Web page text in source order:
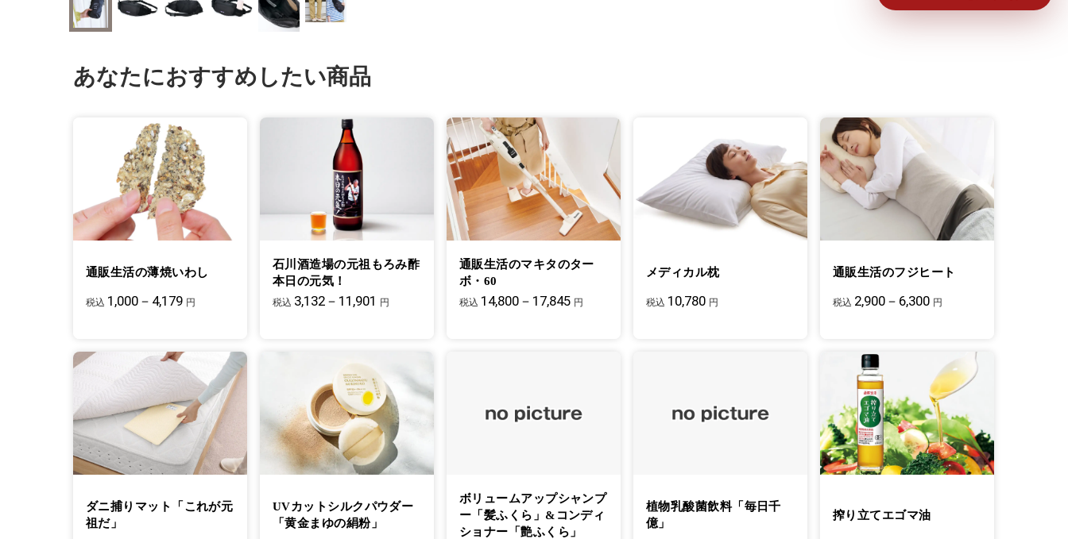
あなたにおすすめしたい商品
通販生活の薄焼いわし
税込 1,000－4,179 円
石川酒造場の元祖もろみ酢
本日の元気！
税込 3,132－11,901 円
通販生活のマキタのター
ボ・60
税込 14,800－17,845 円
メディカル枕
税込 10,780 円
通販生活のフジヒート
税込 2,900－6,300 円
ダニ捕りマット「これが元
祖だ」
UVカットシルクパウダー
「黄金まゆの絹粉」
ボリュームアップシャンプ
ー「髪ふくら」&コンディ
ショナー「艶ふくら」
植物乳酸菌飲料「毎日千
億」
搾り立てエゴマ油